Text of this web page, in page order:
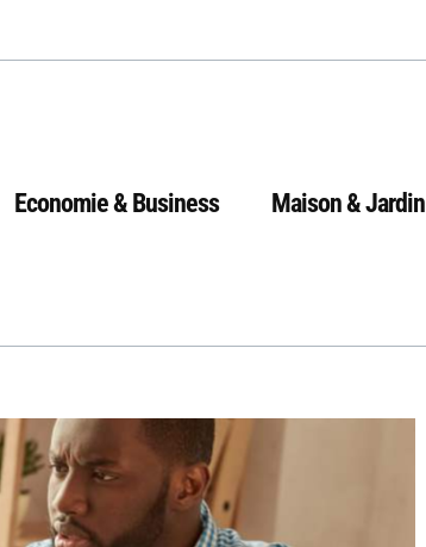
Economie & Business Maison & Jardin